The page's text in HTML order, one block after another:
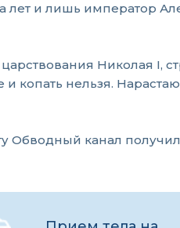
лет и лишь император
Николая I,
и копать нельзя.
Обводный канал